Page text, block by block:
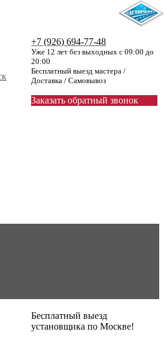
+7 (926) 694-77-48
Уже 12 лет без выходных с 09:00 до
20:00
Бесплатный выезд мастера /
Доставка / Самовывоз
Заказать обратный звонок
Бесплатный выезд
установщика по Москве!